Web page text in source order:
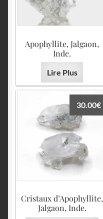
Apophyllite, Jalgaon,
Inde.
Lire Plus
Cristaux d’Apophyllite,
Jalgaon, Inde.
30.00€